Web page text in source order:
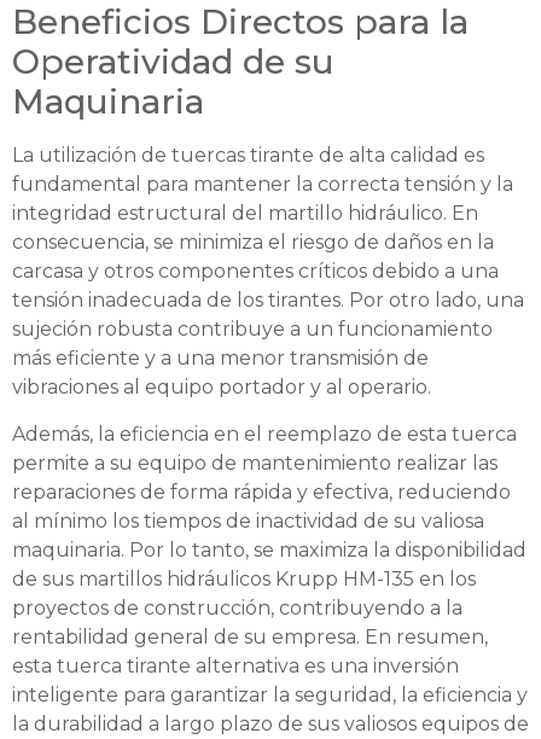
Beneficios Directos para la
Operatividad de su
Maquinaria
La utilización de tuercas tirante de alta calidad es
fundamental para mantener la correcta tensión y la
integridad estructural del martillo hidráulico. En
consecuencia, se minimiza el riesgo de daños en la
carcasa y otros componentes críticos debido a una
tensión inadecuada de los tirantes. Por otro lado, una
sujeción robusta contribuye a un funcionamiento
más eficiente y a una menor transmisión de
vibraciones al equipo portador y al operario.
Además, la eficiencia en el reemplazo de esta tuerca
permite a su equipo de mantenimiento realizar las
reparaciones de forma rápida y efectiva, reduciendo
al mínimo los tiempos de inactividad de su valiosa
maquinaria. Por lo tanto, se maximiza la disponibilidad
de sus martillos hidráulicos Krupp HM-135 en los
proyectos de construcción, contribuyendo a la
rentabilidad general de su empresa. En resumen,
esta tuerca tirante alternativa es una inversión
inteligente para garantizar la seguridad, la eficiencia y
la durabilidad a largo plazo de sus valiosos equipos de